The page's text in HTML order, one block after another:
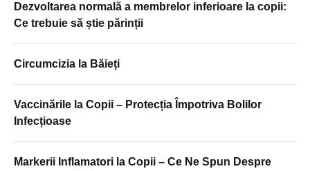
Dezvoltarea normală a membrelor inferioare la copii:
Ce trebuie să știe părinții
Circumcizia la Băieți
Vaccinările la Copii – Protecția Împotriva Bolilor
Infecțioase
Markerii Inflamatori la Copii – Ce Ne Spun Despre